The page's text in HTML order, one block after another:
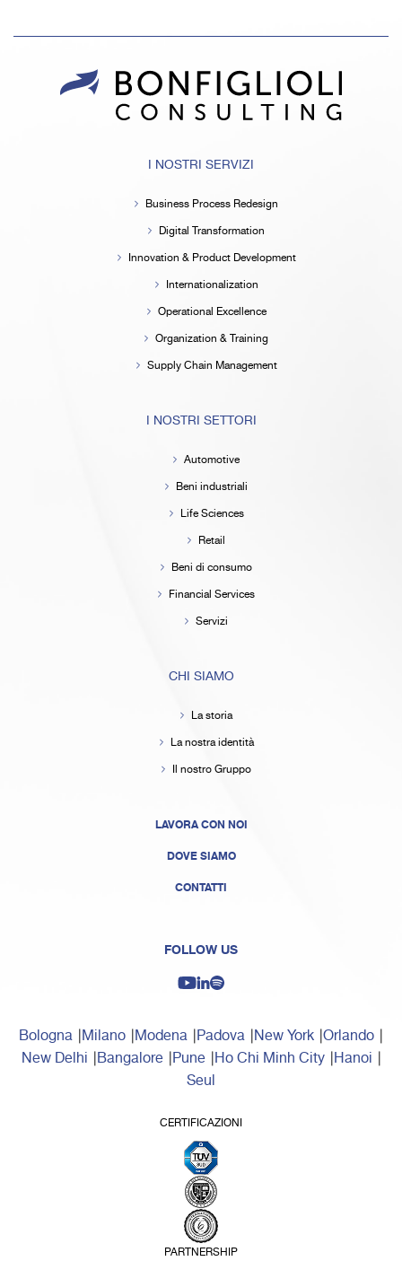
I NOSTRI SERVIZI
Business Process Redesign
Digital Transformation
Innovation & Product Development
Internationalization
Operational Excellence
Organization & Training
Supply Chain Management
I NOSTRI SETTORI
Automotive
Beni industriali
Life Sciences
Retail
Beni di consumo
Financial Services
Servizi
CHI SIAMO
La storia
La nostra identità
Il nostro Gruppo
LAVORA CON NOI
DOVE SIAMO
CONTATTI
FOLLOW US
Bologna Milano Modena Padova New York Orlando
New Delhi Bangalore Pune Ho Chi Minh City Hanoi
Seul
CERTIFICAZIONI
PARTNERSHIP